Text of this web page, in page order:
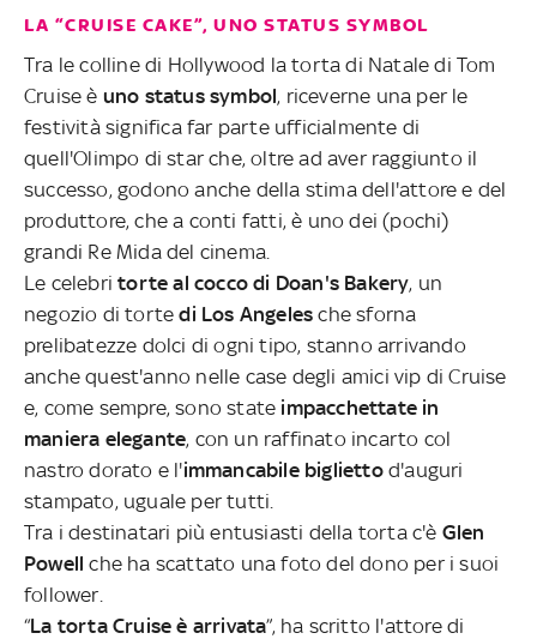
LA “CRUISE CAKE”, UNO STATUS SYMBOL
Tra le colline di Hollywood la torta di Natale di Tom
Cruise è uno status symbol, riceverne una per le
festività significa far parte ufficialmente di
quell'Olimpo di star che, oltre ad aver raggiunto il
successo, godono anche della stima dell'attore e del
produttore, che a conti fatti, è uno dei (pochi)
grandi Re Mida del cinema.
Le celebritorte al cocco di Doan's Bakery, un
negozio di torte di Los Angelesche sforna
prelibatezze dolci di ogni tipo, stanno arrivando
anche quest'anno nelle case degli amici vip di Cruise
e, come sempre, sono state impacchettate in
maniera elegante, con un raffinato incarto col
nastro dorato e l'immancabile bigliettod'auguri
stampato, uguale per tutti.
Tra i destinatari più entusiasti della torta c'è Glen
Powell che ha scattato una foto del dono per i suoi
follower.
“La torta Cruise è arrivata”, ha scritto l'attore di